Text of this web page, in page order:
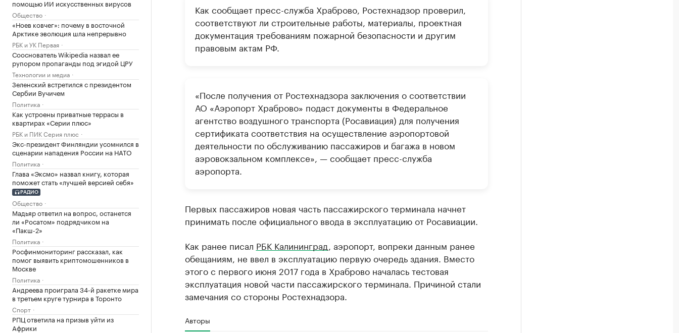
помощью ИИ искусственных вирусов
Общество
«Ноев ковчег»: почему в восточной
Арктике эволюция шла непрерывно
РБК и УК Первая
Сооснователь Wikipedia назвал ее
рупором пропаганды под эгидой ЦРУ
Технологии и медиа
Зеленский встретился с президентом
Сербии Вучичем
Политика
Как устроены приватные террасы в
квартирах «Серии плюс»
РБК и ПИК Серия плюс
Экс-президент Финляндии усомнился в
сценарии нападения России на НАТО
Политика
Глава «Эксмо» назвал книгу, которая
поможет стать «лучшей версией себя»
РАДИО
Общество
Мадьяр ответил на вопрос, останется
ли «Росатом» подрядчиком на
«Пакш-2»
Политика
Росфинмониторинг рассказал, как
помог выявить криптомошенников в
Москве
Политика
Андреева проиграла 34-й ракетке мира
в третьем круге турнира в Торонто
Спорт
РПЦ ответила на призыв уйти из
Африки
Как сообщает пресс-служба Храброво, Ростехнадзор проверил,
соответствуют ли строительные работы, материалы, проектная
документация требованиям пожарной безопасности и другим
правовым актам РФ.
«После получения от Ростехнадзора заключения о соответствии
АО «Аэропорт Храброво» подаст документы в Федеральное
агентство воздушного транспорта (Росавиация) для получения
сертификата соответствия на осуществление аэропортовой
деятельности по обслуживанию пассажиров и багажа в новом
аэровокзальном комплексе», — сообщает пресс-служба
аэропорта.
Первых пассажиров новая часть пассажирского терминала начнет
принимать после официального ввода в эксплуатацию от Росавиации.
Как ранее писал РБК Калининград , аэропорт, вопреки данным ранее
обещаниям, не ввел в эксплуатацию первую очередь здания. Вместо
этого с первого июня 2017 года в Храброво началась тестовая
эксплуатация новой части пассажирского терминала. Причиной стали
замечания со стороны Ростехнадзора.
Авторы